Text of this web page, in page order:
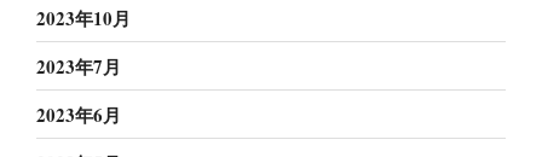
2023年10月
2023年7月
2023年6月